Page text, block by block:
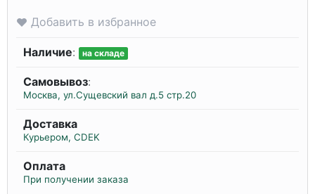
Добавить в избранное
Наличие: на складе
Самовывоз:
Москва, ул.Сущевский вал д.5 стр.20
Доставка
Курьером, CDEK
Оплата
При получении заказа